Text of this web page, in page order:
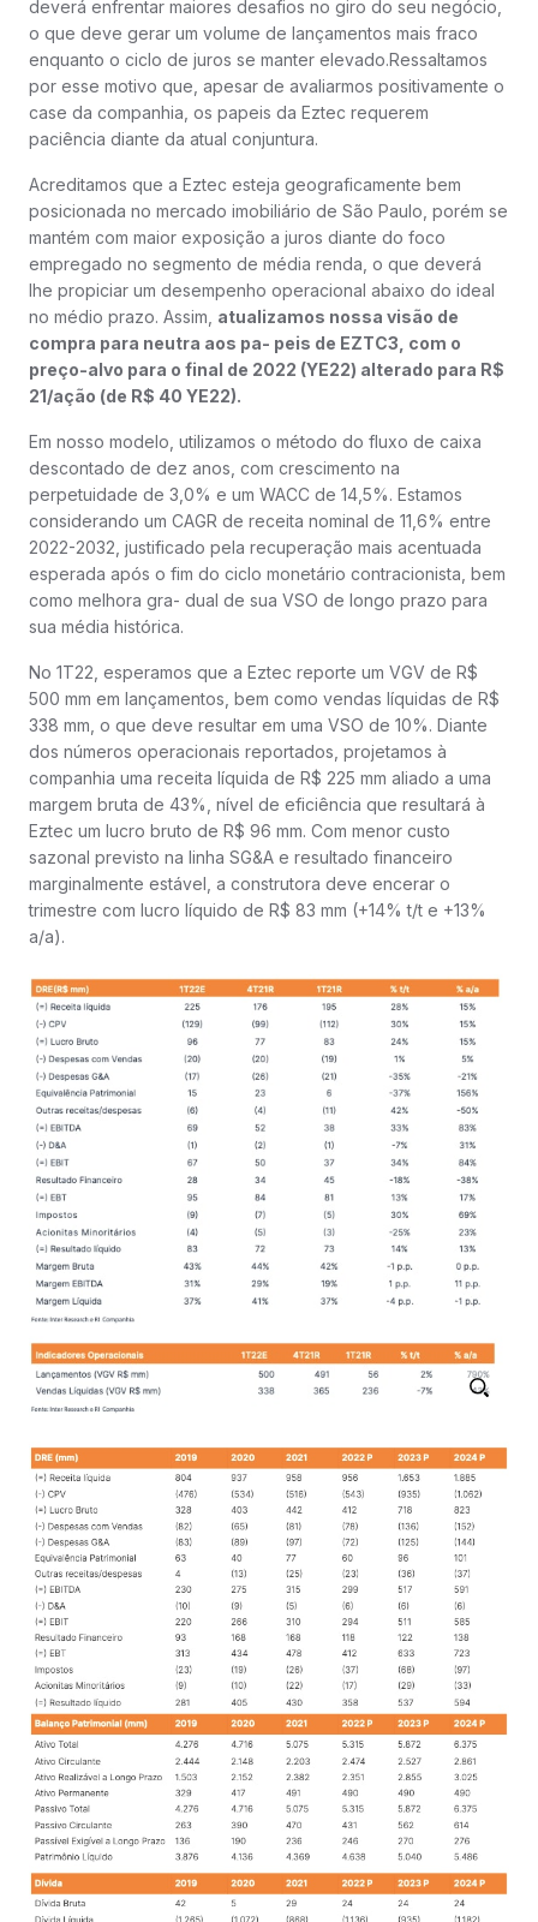
deverá enfrentar maiores desafios no giro do seu negócio,
o que deve gerar um volume de lançamentos mais fraco
enquanto o ciclo de juros se manter elevado.Ressaltamos
por esse motivo que, apesar de avaliarmos positivamente o
case da companhia, os papeis da Eztec requerem
paciência diante da atual conjuntura.
Acreditamos que a Eztec esteja geograficamente bem
posicionada no mercado imobiliário de São Paulo, porém se
mantém com maior exposição a juros diante do foco
empregado no segmento de média renda, o que deverá
lhe propiciar um desempenho operacional abaixo do ideal
no médio prazo. Assim, atualizamos nossa visão de
compra para neutra aos pa- peis de EZTC3, com o
preço-alvo para o final de 2022 (YE22) alterado para R$
21/ação (de R$ 40 YE22).
Em nosso modelo, utilizamos o método do fluxo de caixa
descontado de dez anos, com crescimento na
perpetuidade de 3,0% e um WACC de 14,5%. Estamos
considerando um CAGR de receita nominal de 11,6% entre
2022-2032, justificado pela recuperação mais acentuada
esperada após o fim do ciclo monetário contracionista, bem
como melhora gra- dual de sua VSO de longo prazo para
sua média histórica.
No 1T22, esperamos que a Eztec reporte um VGV de R$
500 mm em lançamentos, bem como vendas líquidas de R$
338 mm, o que deve resultar em uma VSO de 10%. Diante
dos números operacionais reportados, projetamos à
companhia uma receita líquida de R$ 225 mm aliado a uma
margem bruta de 43%, nível de eficiência que resultará à
Eztec um lucro bruto de R$ 96 mm. Com menor custo
sazonal previsto na linha SG&A e resultado financeiro
marginalmente estável, a construtora deve encerar o
trimestre com lucro líquido de R$ 83 mm (+14% t/t e +13%
a/a).